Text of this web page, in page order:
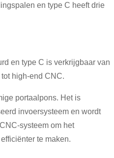
en type C heeft drie
en type C is verkrijgbaar van
high-end CNC.
portaalpons. Het is
invoersysteem en wordt
systeem om het
te maken.